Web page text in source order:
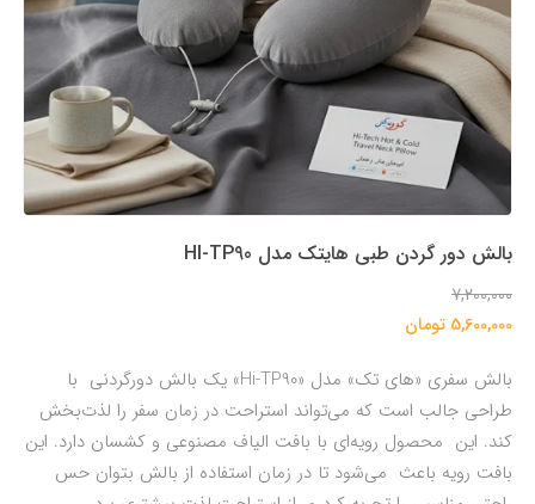
بالش دور گردن طبی هایتک مدل HI-TP90
7,200,000
5,600,000 تومان
بالش سفری «های تک» مدل «Hi-TP90» یک بالش دورگردنی با
طراحی جالب است که می‌تواند استراحت در زمان سفر را لذت‌بخش
کند. این محصول رویه‌ای با بافت الیاف مصنوعی و کشسان دارد. این
بافت رویه باعث می‌شود تا در زمان استفاده از بالش بتوان حس